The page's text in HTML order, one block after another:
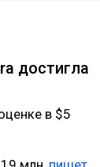
достигла
в $5